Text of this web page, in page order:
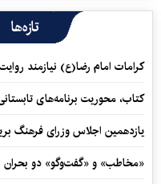
تازه‌ها
کرامات امام رضا(ع) نیازمند
کتاب، محوریت برنامه‌های
یازدهمین اجلاس وزرای فرهنگ
«مخاطب» و «گفت‌وگو» دو